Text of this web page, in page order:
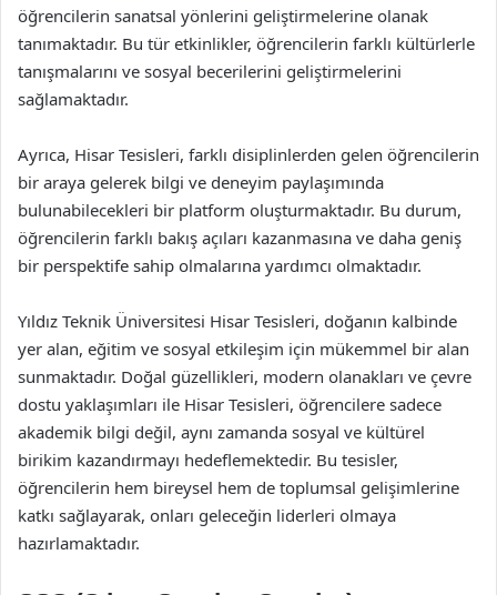
öğrencilerin sanatsal yönlerini geliştirmelerine olanak
tanımaktadır. Bu tür etkinlikler, öğrencilerin farklı kültürlerle
tanışmalarını ve sosyal becerilerini geliştirmelerini
sağlamaktadır.
Ayrıca, Hisar Tesisleri, farklı disiplinlerden gelen öğrencilerin
bir araya gelerek bilgi ve deneyim paylaşımında
bulunabilecekleri bir platform oluşturmaktadır. Bu durum,
öğrencilerin farklı bakış açıları kazanmasına ve daha geniş
bir perspektife sahip olmalarına yardımcı olmaktadır.
Yıldız Teknik Üniversitesi Hisar Tesisleri, doğanın kalbinde
yer alan, eğitim ve sosyal etkileşim için mükemmel bir alan
sunmaktadır. Doğal güzellikleri, modern olanakları ve çevre
dostu yaklaşımları ile Hisar Tesisleri, öğrencilere sadece
akademik bilgi değil, aynı zamanda sosyal ve kültürel
birikim kazandırmayı hedeflemektedir. Bu tesisler,
öğrencilerin hem bireysel hem de toplumsal gelişimlerine
katkı sağlayarak, onları geleceğin liderleri olmaya
hazırlamaktadır.